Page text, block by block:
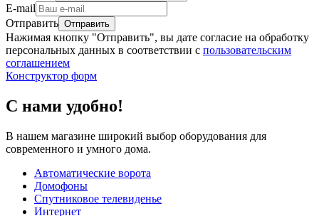
E-mail
Отправить
Нажимая кнопку "Отправить", вы дате согласие на обработку
персональных данных в соответствии с пользовательским
соглашением
Конструктор форм
С нами удобно!
В нашем магазине широкий выбор оборудования для
современного и умного дома.
Автоматические ворота
Домофоны
Спутниковое телевиденье
Интернет